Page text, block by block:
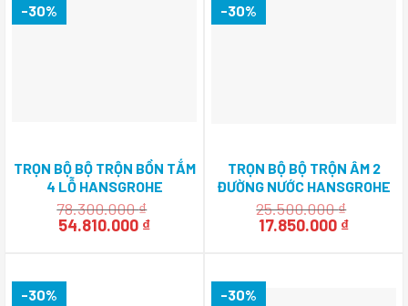
-30%
TRỌN BỘ BỘ TRỘN BỒN TẮM
4 LỖ HANSGROHE
METROPOL CLASSIC
589.54.620
78.300.000₫
Giá
54.810.000 ₫Giá
54.810.000 ₫.
-30%
TRỌN BỘ BỘ TRỘN ÂM 2
ĐƯỜNG NƯỚC HANSGROHE
METROPOL CLASSIC
589.54.618
25.500.000₫
Giá
17.850.000 ₫Giá
-30% -30%